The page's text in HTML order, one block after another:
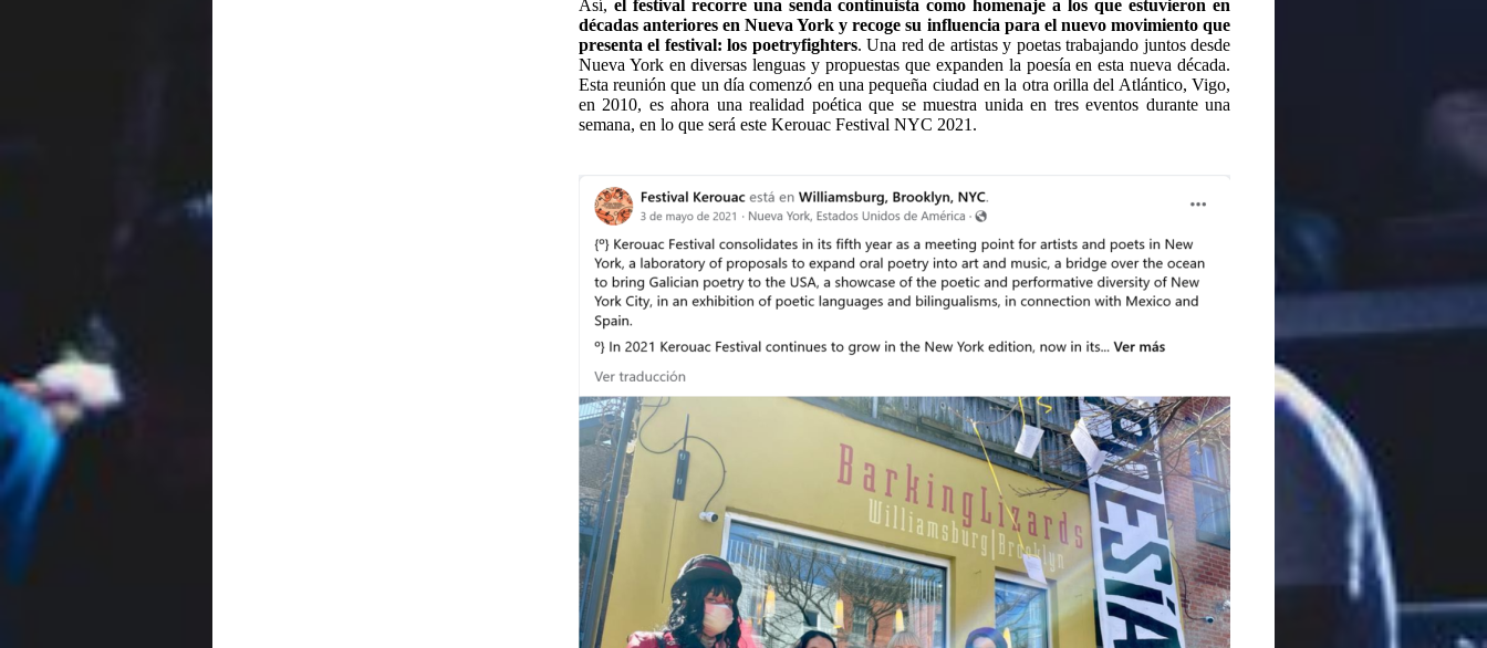
Así, el festival recorre una senda continuista como homenaje a los que estuvieron en
décadas anteriores en Nueva York y recoge su influencia para el nuevo movimiento que
presenta el festival: los poetryfighters. Una red de artistas y poetas trabajando juntos desde
Nueva York en diversas lenguas y propuestas que expanden la poesía en esta nueva década.
Esta reunión que un día comenzó en una pequeña ciudad en la otra orilla del Atlántico, Vigo,
en 2010, es ahora una realidad poética que se muestra unida en tres eventos durante una
semana, en lo que será este Kerouac Festival NYC 2021.